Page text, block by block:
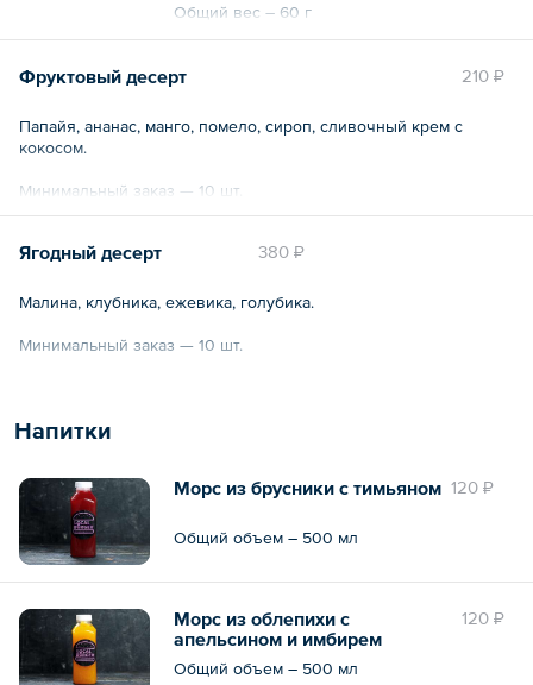
Общий вес – 60 г
210 ₽
Фруктовый десерт
Папайя, ананас, манго, помело, сироп, сливочный крем с
кокосом.
Минимальный заказ — 10 шт.
380 ₽
Ягодный десерт
Малина, клубника, ежевика, голубика.
Минимальный заказ — 10 шт.
Напитки
120 ₽
Морс из брусники с тимьяном
Общий объем – 500 мл
120 ₽
Морс из облепихи с
апельсином и имбирем
Общий объем – 500 мл